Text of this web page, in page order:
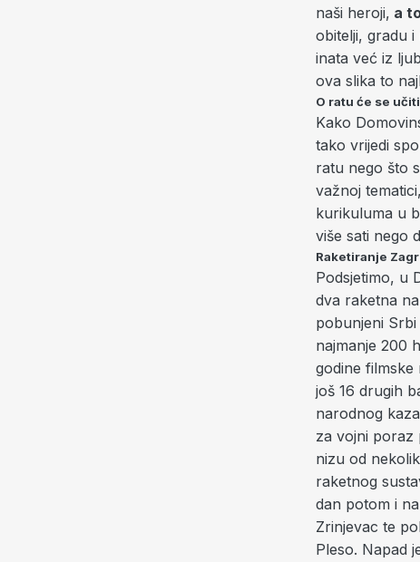
naši heroji, a
obitelji, gradu
inata već iz
ova slika to
O ratu će se
Kako
tako vrijedi
ratu nego što
važnoj
kurikuluma u
više sati nego
Raketiranje
Podsjetimo, u
dva raketna
pobunjeni
najmanje 200
godine filmske
još 16 drugih
narodnog
za vojni poraz
nizu od
raketnog
dan potom i
Zrinjevac te
Pleso. Napad